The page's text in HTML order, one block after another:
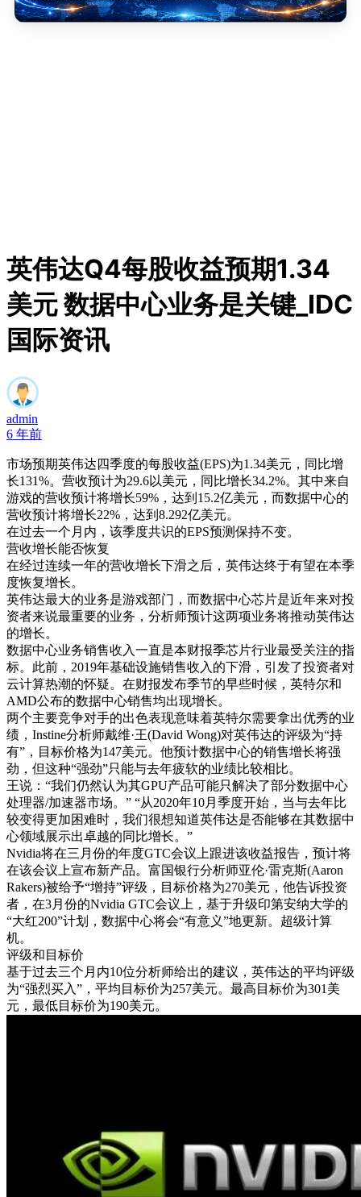
英伟达Q4每股收益预期1.34
美元 数据中心业务是关键_IDC
国际资讯
admin
6 年前
市场预期英伟达四季度的每股收益(EPS)为1.34美元，同比增
长131%。营收预计为29.6以美元，同比增长34.2%。其中来自
游戏的营收预计将增长59%，达到15.2亿美元，而数据中心的
营收预计将增长22%，达到8.292亿美元。
在过去一个月内，该季度共识的EPS预测保持不变。
营收增长能否恢复
在经过连续一年的营收增长下滑之后，英伟达终于有望在本季
度恢复增长。
英伟达最大的业务是游戏部门，而数据中心芯片是近年来对投
资者来说最重要的业务，分析师预计这两项业务将推动英伟达
的增长。
数据中心业务销售收入一直是本财报季芯片行业最受关注的指
标。此前，2019年基础设施销售收入的下滑，引发了投资者对
云计算热潮的怀疑。在财报发布季节的早些时候，英特尔和
AMD公布的数据中心销售均出现增长。
两个主要竞争对手的出色表现意味着英特尔需要拿出优秀的业
绩，Instine分析师戴维·王(David Wong)对英伟达的评级为“持
有”，目标价格为147美元。他预计数据中心的销售增长将强
劲，但这种“强劲”只能与去年疲软的业绩比较相比。
王说：“我们仍然认为其GPU产品可能只解决了部分数据中心
处理器/加速器市场。” “从2020年10月季度开始，当与去年比
较变得更加困难时，我们很想知道英伟达是否能够在其数据中
心领域展示出卓越的同比增长。”
Nvidia将在三月份的年度GTC会议上跟进该收益报告，预计将
在该会议上宣布新产品。富国银行分析师亚伦·雷克斯(Aaron
Rakers)被给予“增持”评级，目标价格为270美元，他告诉投资
者，在3月份的Nvidia GTC会议上，基于升级印第安纳大学的
“大红200”计划，数据中心将会“有意义”地更新。超级计算
机。
评级和目标价
基于过去三个月内10位分析师给出的建议，英伟达的平均评级
为“强烈买入”，平均目标价为257美元。最高目标价为301美
元，最低目标价为190美元。